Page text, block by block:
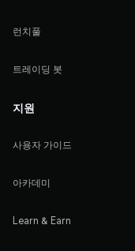
런치풀
트레이딩 봇
지원
사용자 가이드
아카데미
Learn & Earn